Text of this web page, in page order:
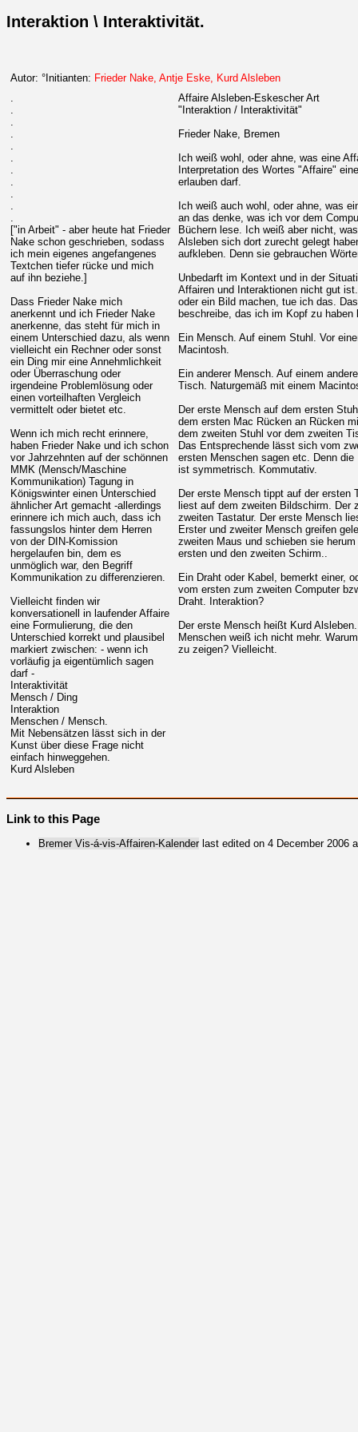
Interaktion \ Interaktivität.
Autor: °Initianten: Frieder Nake, Antje Eske, Kurd Alsleben
.
.
.
.
.
.
.
.
.
.
.
["in Arbeit" - aber heute hat Frieder
Nake schon geschrieben, sodass
ich mein eigenes angefangenes
Textchen tiefer rücke und mich
auf ihn beziehe.]
Dass Frieder Nake mich
anerkennt und ich Frieder Nake
anerkenne, das steht für mich in
einem Unterschied dazu, als wenn
vielleicht ein Rechner oder sonst
ein Ding mir eine Annehmlichkeit
oder Überraschung oder
irgendeine Problemlösung oder
einen vorteilhaften Vergleich
vermittelt oder bietet etc.
Wenn ich mich recht erinnere,
haben Frieder Nake und ich schon
vor Jahrzehnten auf der schönnen
MMK (Mensch/Maschine
Kommunikation) Tagung in
Königswinter einen Unterschied
ähnlicher Art gemacht -allerdings
erinnere ich mich auch, dass ich
fassungslos hinter dem Herren
von der DIN-Komission
hergelaufen bin, dem es
unmöglich war, den Begriff
Kommunikation zu differenzieren.
Vielleicht finden wir
konversationell in laufender Affaire
eine Formulierung, die den
Unterschied korrekt und plausibel
markiert zwischen: - wenn ich
vorläufig ja eigentümlich sagen
darf -
Interaktivität
Mensch / Ding
Interaktion
Menschen / Mensch.
Mit Nebensätzen lässt sich in der
Kunst über diese Frage nicht
einfach hinweggehen.
Kurd Alsleben
Affaire Alsleben-Eskescher Art
"Interaktion / Interaktivität"
Frieder Nake, Bremen
Ich weiß wohl, oder ahne, was eine
Interpretation des Wortes "Affaire"
erlauben darf.
Ich weiß auch wohl, oder ahne, was
an das denke, was ich vor dem
Büchern lese. Ich weiß aber nicht,
Alsleben sich dort zurecht gelegt
aufkleben. Denn sie gebrauchen
Unbedarft im Kontext und in der
Affairen und Interaktionen nicht gut
oder ein Bild machen, tue ich das.
beschreibe, das ich im Kopf zu haben
Ein Mensch. Auf einem Stuhl. Vor
Macintosh.
Ein anderer Mensch. Auf einem
Tisch. Naturgemäß mit einem
Der erste Mensch auf dem ersten
dem ersten Mac Rücken an Rücken
dem zweiten Stuhl vor dem zweiten
Das Entsprechende lässt sich vom
ersten Menschen sagen etc. Denn
ist symmetrisch. Kommutativ.
Der erste Mensch tippt auf der ersten
liest auf dem zweiten Bildschirm. Der
zweiten Tastatur. Der erste Mensch
Erster und zweiter Mensch greifen
zweiten Maus und schieben sie
ersten und den zweiten Schirm..
Ein Draht oder Kabel, bemerkt einer,
vom ersten zum zweiten Computer
Draht. Interaktion?
Der erste Mensch heißt Kurd
Menschen weiß ich nicht mehr.
zu zeigen? Vielleicht.
Link to this Page
Bremer Vis-á-vis-Affairen-Kalenderlast edited on 4 December 2006